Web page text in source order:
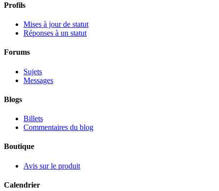
Profils
Mises à jour de statut
Réponses à un statut
Forums
Sujets
Messages
Blogs
Billets
Commentaires du blog
Boutique
Avis sur le produit
Calendrier